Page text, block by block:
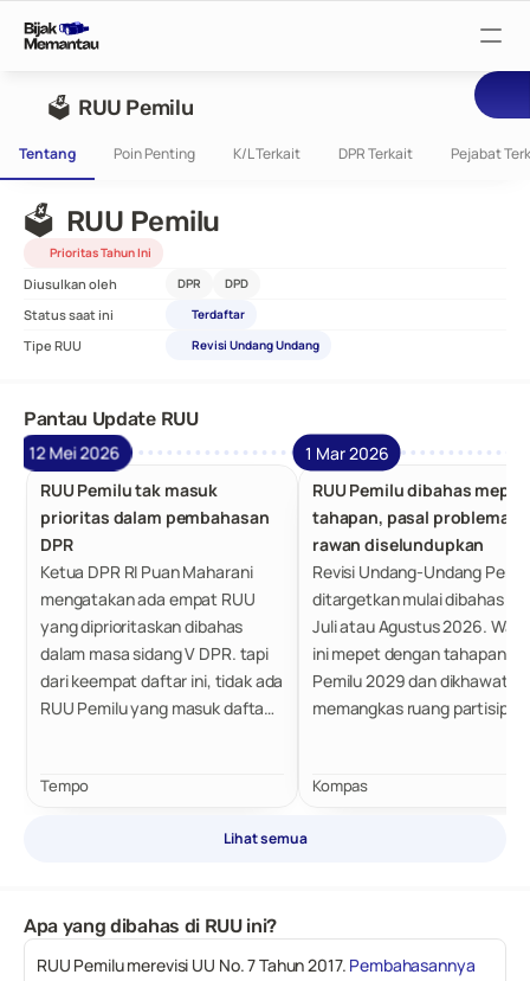
🗳️  RUU Pemilu
Tentang Poin Penting K/L Terkait DPR Terkait Pejabat
🗳️  RUU Pemilu
Prioritas Tahun Ini
Diusulkan oleh DPR DPD
Status saat ini Terdaftar
Tipe RUU Revisi Undang Undang
Pantau Update RUU
12 Mei 2026
RUU Pemilu tak masuk
prioritas dalam pembahasan
DPR
Ketua DPR RI Puan Maharani
mengatakan ada empat RUU
yang diprioritaskan dibahas
dalam masa sidang V DPR. tapi
dari keempat daftar ini, tidak ada
RUU Pemilu yang masuk daftar
RUU Pemilu antarfraksi masih
maupun informal. Kendati
perkembangan dari hasil
pembicaraan itu.
Tempo
1 Mar 2026
RUU Pemilu dibahas mepet
tahapan, pasal problematik
rawan diselundupkan
Revisi Undang-Undang
ditargetkan mulai dibahas
Juli atau Agustus 2026.
ini mepet dengan tahapan
Pemilu 2029 dan
memangkas ruang partisipasi
pasal-pasal problematik atau
Kompas
Lihat semua
Apa yang dibahas di RUU ini?
RUU Pemilu merevisi UU No. 7 Tahun 2017. Pembahasannya
Pantau Tuntutan
Pantau RUU
Pantau Rapat
Pantau Pejabat
Bijak Wiki